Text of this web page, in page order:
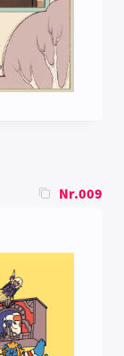
Nr.009